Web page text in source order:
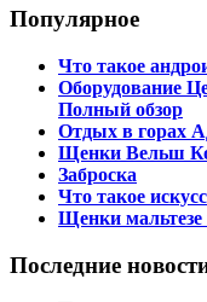
Популярное
Что такое
Оборудование
Полный обзор
Отдых в горах
Щенки Вельш
Заброска
Что такое
Щенки
Последние